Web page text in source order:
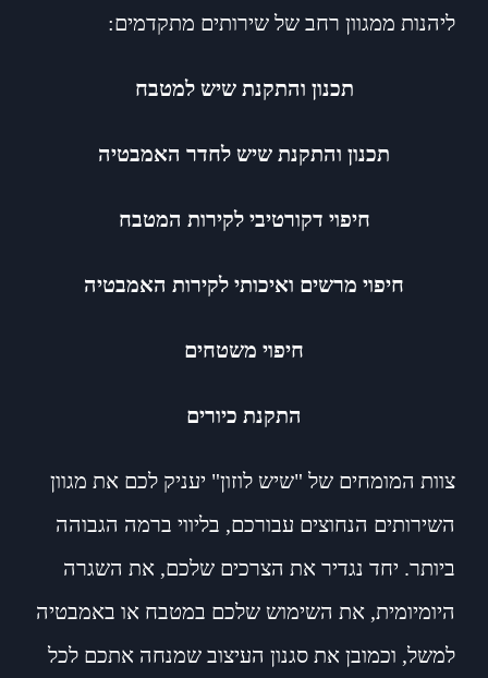
ליהנות ממגוון רחב של שירותים מתקדמים:
תכנון והתקנת שיש למטבח
תכנון והתקנת שיש לחדר האמבטיה
חיפוי דקורטיבי לקירות המטבח
חיפוי מרשים ואיכותי לקירות האמבטיה
חיפוי משטחים
התקנת כיורים
צוות המומחים של "שיש לוזון" יעניק לכם את מגוון
השירותים הנחוצים עבורכם, בליווי ברמה הגבוהה
ביותר. יחד נגדיר את הצרכים שלכם, את השגרה
היומיומית, את השימוש שלכם במטבח או באמבטיה
למשל, וכמובן את סגנון העיצוב שמנחה אתכם לכל